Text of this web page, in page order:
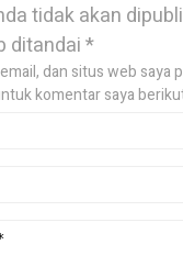
tidak akan
ditandai*
dan situs web saya
komentar saya